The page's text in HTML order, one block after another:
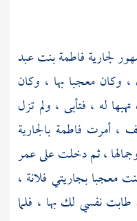
لجاريةفاطمة بنت عبد
، وكان معجبا بها ، وكان
له ، فتأبى ، ولم تزل
، أمرت فاطمة بالجارية
، ثم دخلت علىعمر
معجبا بجاريتي فلانة ،
نفسي لك بها ، فلما